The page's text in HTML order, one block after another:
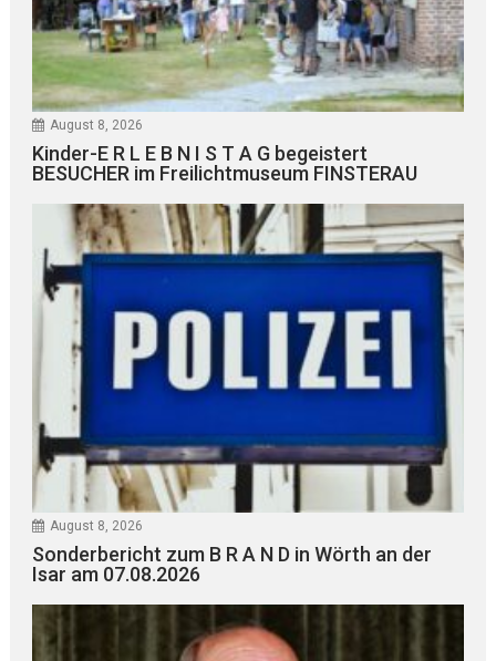
August 8, 2026
Kinder-E R L E B N I S T A G begeistert
BESUCHER im Freilichtmuseum FINSTERAU
August 8, 2026
Sonderbericht zum B R A N D in Wörth an der
Isar am 07.08.2026